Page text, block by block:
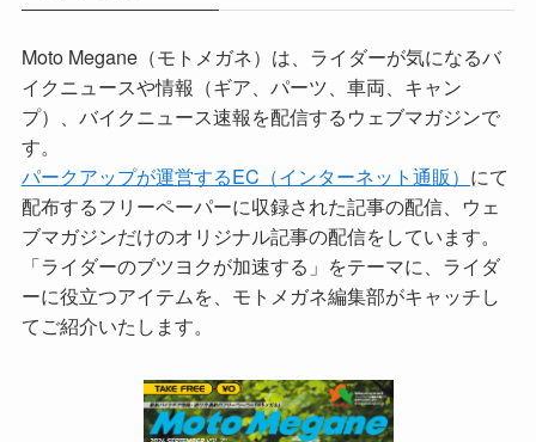
Moto Megane（モトメガネ）は、ライダーが気になるバ
イクニュースや情報（ギア、パーツ、車両、キャン
プ）、バイクニュース速報を配信するウェブマガジンで
す。
パークアップが運営するEC（インターネット通販） にて
配布するフリーペーパーに収録された記事の配信、ウェ
ブマガジンだけのオリジナル記事の配信をしています。
「ライダーのブツヨクが加速する」をテーマに、ライダ
ーに役立つアイテムを、モトメガネ編集部がキャッチし
てご紹介いたします。